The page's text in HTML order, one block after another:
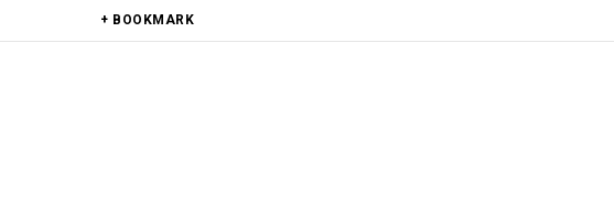
+ BOOKMARK